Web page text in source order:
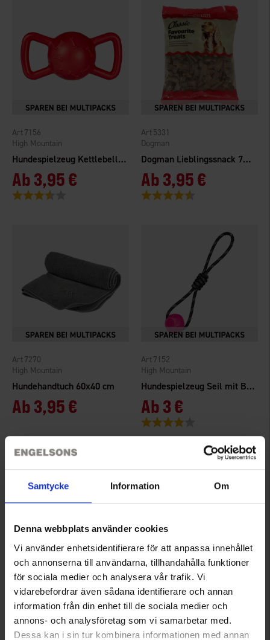
Samtycke Information Om
Denna webbplats använder cookies
Vi använder enhetsidentifierare för att anpassa innehållet
och annonserna till användarna, tillhandahålla funktioner
för sociala medier och analysera vår trafik. Vi
vidarebefordrar även sådana identifierare och annan
information från din enhet till de sociala medier och
annons- och analysföretag som vi samarbetar med.
Dessa kan i sin tur kombinera informationen med annan
Hundespielzeug Kettlebell TPR
High Mountain
7156
Ab3,95 €
Bewertung:
Dogman Lieblingssnack 750 g
Dogman
5331
Ab3,95 €
Bewertung:
Hundehandtuch 60x40 cm
High Mountain
7270
Ab3,95 €
Hundespielzeug Seil mit Ball
High Mountain
7152
Ab3 €
Bewertung:
Trinkflasche Hund 0,5L
High Mountain
7145
Ab3,50 €
High Mountain
7154
Ab3,95 €